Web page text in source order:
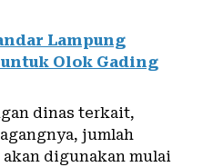
Lampung
Olok Gading
dinas terkait,
jumlah
akan digunakan mulai